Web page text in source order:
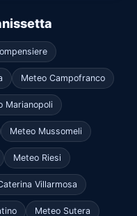
Meteo Campofranco
Marianopoli
Meteo Mussomeli
Meteo Riesi
Villarmosa
Meteo Sutera